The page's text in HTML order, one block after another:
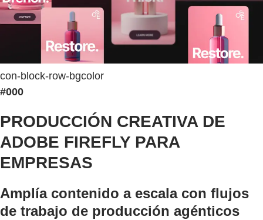
con-block-row-bgcolor
#000
PRODUCCIÓN CREATIVA DE
ADOBE FIREFLY PARA
EMPRESAS
Amplía contenido a escala con flujos
de trabajo de producción agénticos